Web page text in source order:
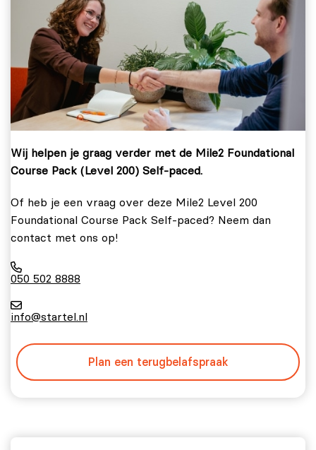
Wij helpen je graag verder met de Mile2 Foundational
Course Pack (Level 200) Self-paced.
Of heb je een vraag over deze Mile2 Level 200
Foundational Course Pack Self-paced? Neem dan
contact met ons op!
050 502 8888
info@startel.nl
Plan een terugbelafspraak